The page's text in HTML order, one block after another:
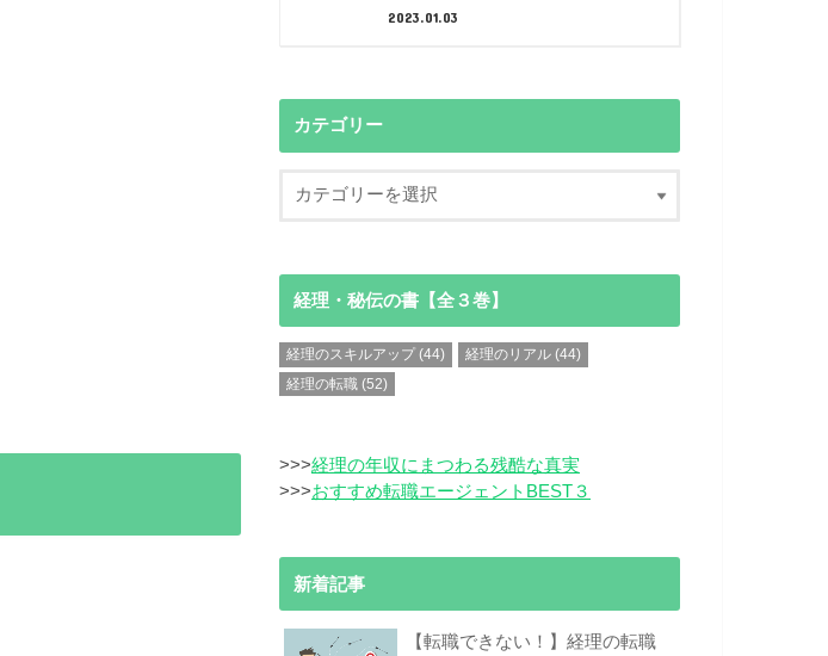
2023.01.03
カテゴリー
経理・秘伝の書【全３巻】
経理のスキルアップ (44) 経理のリアル (44)
経理の転職 (52)
>>>経理の年収にまつわる残酷な真実
>>>おすすめ転職エージェントBEST３
新着記事
【転職できない！】経理の転職